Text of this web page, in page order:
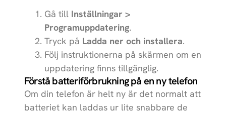
Max
Samsung
S11
Samsung
Galaxy Tab
S11 Ultra
Samsung
Galaxy Tab
S10 Lite
Gå till Inställningar >
Programuppdatering.
Tryck på Ladda ner och installera.
Följ instruktionerna på skärmen om en
uppdatering finns tillgänglig.
Förstå batteriförbrukning på en ny telefon
Om din telefon är helt ny är det normalt att
batteriet kan laddas ur lite snabbare de